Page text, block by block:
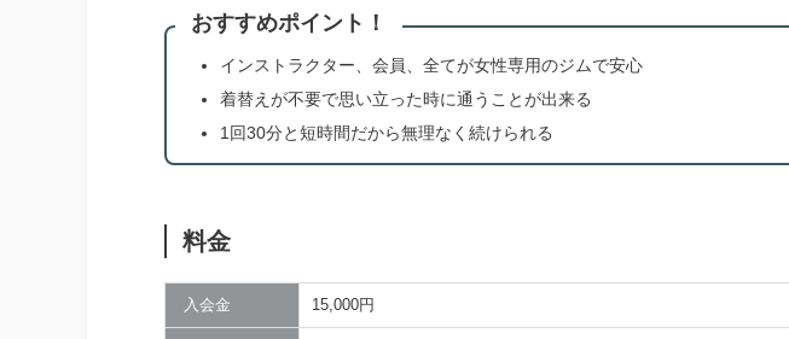
おすすめポイント！
インストラクター、会員、全てが女性専用のジムで安心
着替えが不要で思い立った時に通うことが出来る
1回30分と短時間だから無理なく続けられる
料金
入会金 15,000円